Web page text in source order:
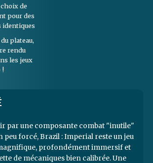
de
pour des
identiques
plateau,
rendu
les jeux
!
par une composante combat "inutile"
peu forcé, Brazil : Imperial reste un jeu
profondément immersif et
de mécaniques bien calibrée. Une